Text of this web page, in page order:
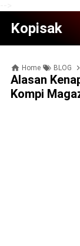
Kopisak
Home BLOG
Alasan
Kompi